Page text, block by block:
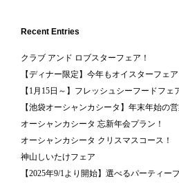
Recent Entries
クラブ アンド ロブスターフェア！
【ディナー限定】今年もオイスターフェア
【1月15日～】フレッシュシーフードフェ
【池袋オーシャンカシータ】年末年始の
オーシャンカシータ 忘新年会プラン！
オーシャンカシータ クリスマスコース！
神山しいたけフェア
【2025年9/1より開始】選べるパーティー